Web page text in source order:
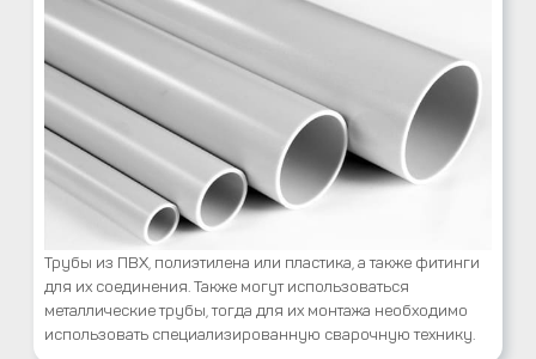
Трубы из ПВХ, полиэтилена или пластика, а также фитинги
для их соединения. Также могут использоваться
металлические трубы, тогда для их монтажа необходимо
использовать специализированную сварочную технику.